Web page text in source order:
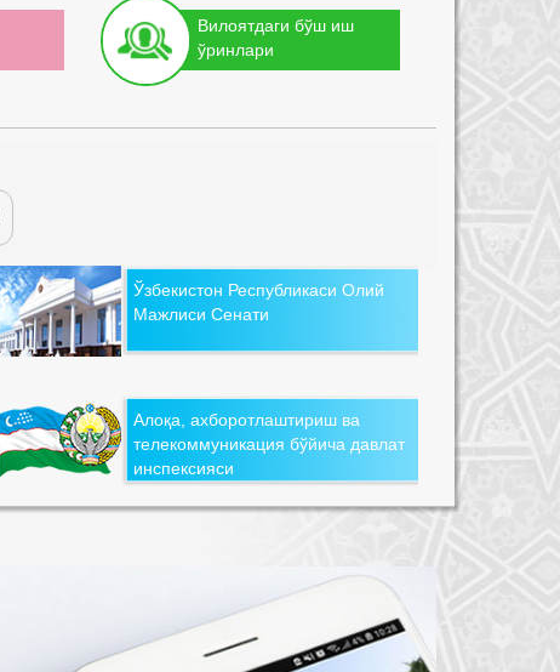
Вилоятдаги бўш иш
ўринлари
Ўзбекистон Республикаси Олий
Мажлиси Сенати
Алоқа, ахборотлаштириш ва
телекоммуникация бўйича давлат
инспексияси